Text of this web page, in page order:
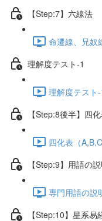
【Step:7】六線法
命遷線、兄奴
理解度テスト-1
理解度テスト
【Step:8後半】四
四化表（
【Step:9】用語の
専門用語の説
【Step:10】星系